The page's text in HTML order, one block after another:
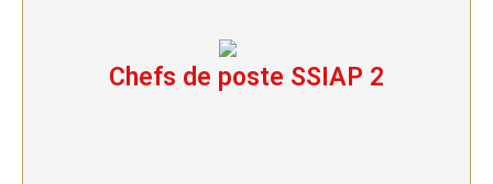
Chefs de poste SSIAP 2
Chefs de poste SSIAP 2